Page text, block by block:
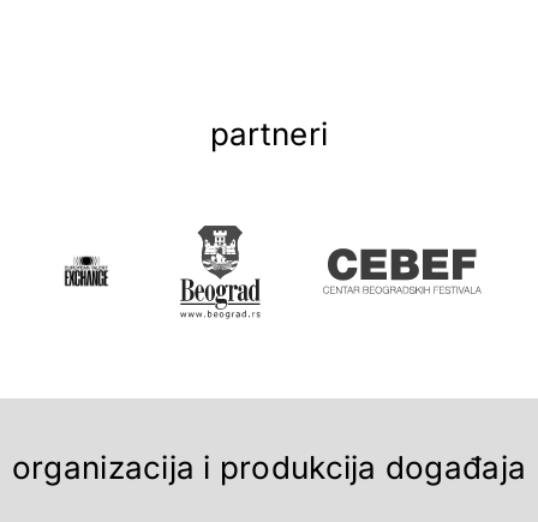
partneri
organizacija i produkcija događaja